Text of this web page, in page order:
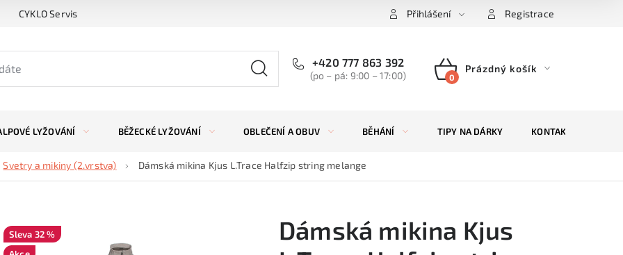
CYKLO Servis Přihlášení Registrace
+420 777 863 392
(po – pá: 9:00 – 17:00)
NÁKUPNÍ
Prázdný košík
LYŽOVÁNÍ BĚŽECKÉ LYŽOVÁNÍ OBLEČENÍ A OBUV BĚHÁNÍ TIPY NA DÁRKY KONTAKTY
Svetry a mikiny (2.vrstva) Dámská mikina Kjus L.Trace Halfzip string melange
Dámská mikina Kjus
32 %